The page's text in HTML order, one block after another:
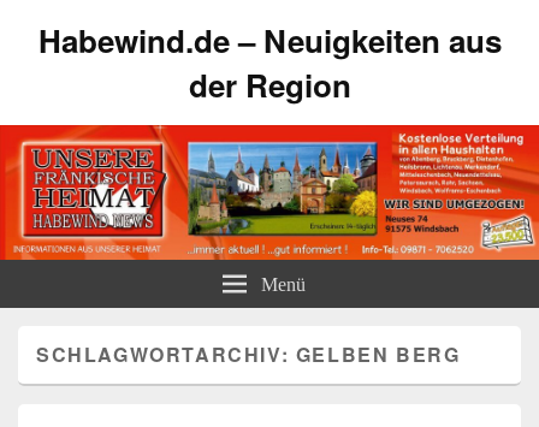
Habewind.de – Neuigkeiten aus
der Region
Menü
SCHLAGWORTARCHIV: GELBEN BERG